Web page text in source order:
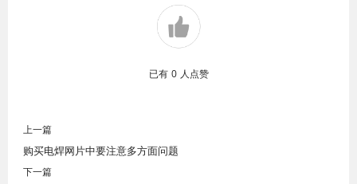
已有 0 人点赞
上一篇
购买电焊网片中要注意多方面问题
下一篇